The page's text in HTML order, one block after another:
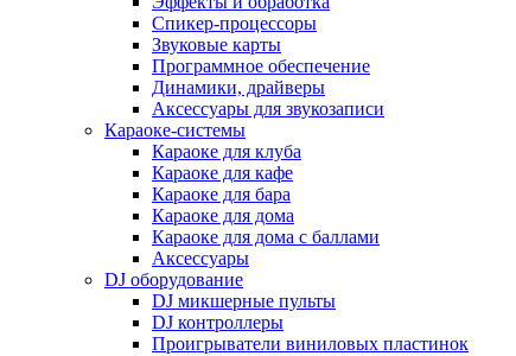
Спикер-процессоры
Звуковые карты
Программное обеспечение
Динамики, драйверы
Аксессуары для звукозаписи
Караоке-системы
Караоке для клуба
Караоке для кафе
Караоке для бара
Караоке для дома
Караоке для дома с баллами
Аксессуары
DJ оборудование
DJ микшерные пульты
DJ контроллеры
Проигрыватели виниловых пластинок